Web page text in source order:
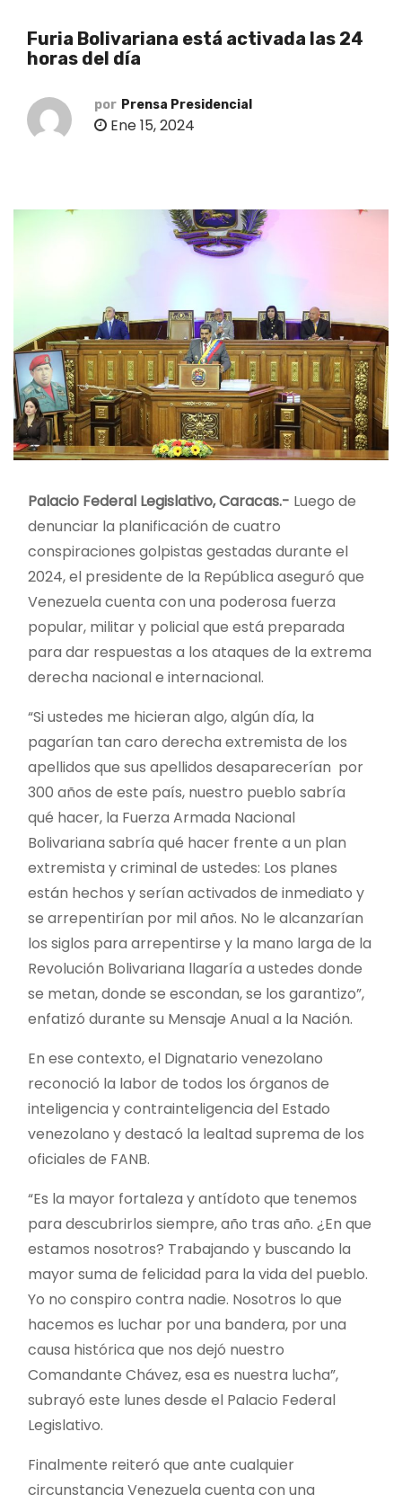
Furia Bolivariana está activada las 24
horas del día
por Prensa Presidencial
Ene 15, 2024
Palacio Federal Legislativo, Caracas.- Luego de
denunciar la planificación de cuatro
conspiraciones golpistas gestadas durante el
2024, el presidente de la República aseguró que
Venezuela cuenta con una poderosa fuerza
popular, militar y policial que está preparada
para dar respuestas a los ataques de la extrema
derecha nacional e internacional.
“Si ustedes me hicieran algo, algún día, la
pagarían tan caro derecha extremista de los
apellidos que sus apellidos desaparecerían por
300 años de este país, nuestro pueblo sabría
qué hacer, la Fuerza Armada Nacional
Bolivariana sabría qué hacer frente a un plan
extremista y criminal de ustedes: Los planes
están hechos y serían activados de inmediato y
se arrepentirían por mil años. No le alcanzarían
los siglos para arrepentirse y la mano larga de la
Revolución Bolivariana llagaría a ustedes donde
se metan, donde se escondan, se los garantizo”,
enfatizó durante su Mensaje Anual a la Nación.
En ese contexto, el Dignatario venezolano
reconoció la labor de todos los órganos de
inteligencia y contrainteligencia del Estado
venezolano y destacó la lealtad suprema de los
oficiales de FANB.
“Es la mayor fortaleza y antídoto que tenemos
para descubrirlos siempre, año tras año. ¿En que
estamos nosotros? Trabajando y buscando la
mayor suma de felicidad para la vida del pueblo.
Yo no conspiro contra nadie. Nosotros lo que
hacemos es luchar por una bandera, por una
causa histórica que nos dejó nuestro
Comandante Chávez, esa es nuestra lucha”,
subrayó este lunes desde el Palacio Federal
Legislativo.
Finalmente reiteró que ante cualquier
circunstancia Venezuela cuenta con una